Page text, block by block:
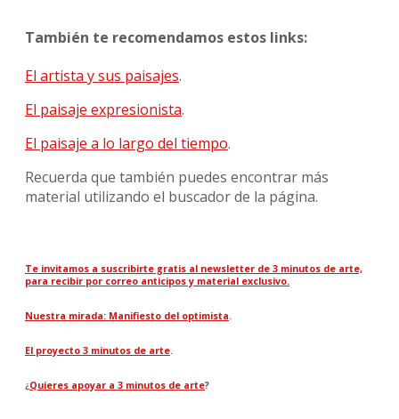
También te recomendamos estos links:
El artista y sus paisajes.
El paisaje expresionista.
El paisaje a lo largo del tiempo.
Recuerda que también puedes encontrar más
material utilizando el buscador de la página.
Te invitamos a suscribirte gratis al newsletter de 3 minutos de arte,
para recibir por correo anticipos y material exclusivo.
Nuestra mirada: Manifiesto del optimista.
El proyecto 3 minutos de arte.
¿Quieres apoyar a 3 minutos de arte?